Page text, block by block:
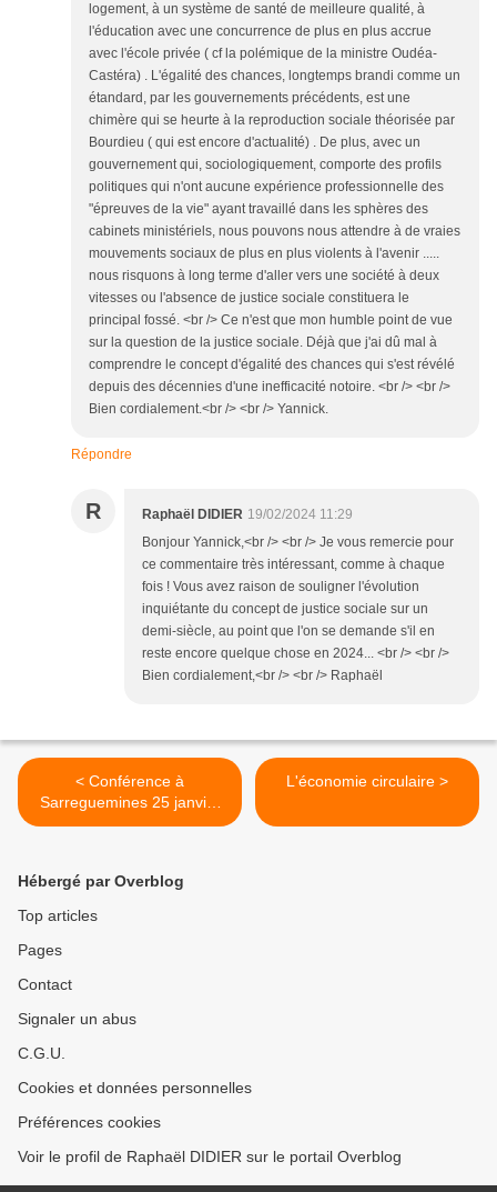
logement, à un système de santé de meilleure qualité, à
l'éducation avec une concurrence de plus en plus accrue
avec l'école privée ( cf la polémique de la ministre Oudéa-
Castéra) . L'égalité des chances, longtemps brandi comme un
étandard, par les gouvernements précédents, est une
chimère qui se heurte à la reproduction sociale théorisée par
Bourdieu ( qui est encore d'actualité) . De plus, avec un
gouvernement qui, sociologiquement, comporte des profils
politiques qui n'ont aucune expérience professionnelle des
"épreuves de la vie" ayant travaillé dans les sphères des
cabinets ministériels, nous pouvons nous attendre à de vraies
mouvements sociaux de plus en plus violents à l'avenir .....
nous risquons à long terme d'aller vers une société à deux
vitesses ou l'absence de justice sociale constituera le
principal fossé. <br /> Ce n'est que mon humble point de vue
sur la question de la justice sociale. Déjà que j'ai dû mal à
comprendre le concept d'égalité des chances qui s'est révélé
depuis des décennies d'une inefficacité notoire. <br /> <br />
Bien cordialement.<br /> <br /> Yannick.
Répondre
R Raphaël DIDIER 19/02/2024 11:29
Bonjour Yannick,<br /> <br /> Je vous remercie pour
ce commentaire très intéressant, comme à chaque
fois ! Vous avez raison de souligner l'évolution
inquiétante du concept de justice sociale sur un
demi-siècle, au point que l'on se demande s'il en
reste encore quelque chose en 2024... <br /> <br />
Bien cordialement,<br /> <br /> Raphaël
< Conférence à
Sarreguemines 25 janvier
18h30
L'économie circulaire >
Hébergé par Overblog
Top articles
Pages
Contact
Signaler un abus
C.G.U.
Cookies et données personnelles
Préférences cookies
Voir le profil de Raphaël DIDIER sur le portail Overblog